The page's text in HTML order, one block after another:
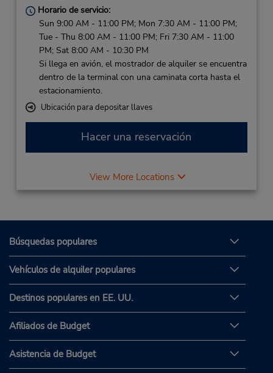
Horario de servicio:
Sun 9:00 AM - 11:00 PM; Mon 7:30 AM - 11:00 PM;
Tue - Thu 8:00 AM - 11:00 PM; Fri 7:30 AM - 11:00
PM; Sat 8:00 AM - 10:30 PM
Si llega en avión, el mostrador de alquiler se encuentra
dentro de la terminal con una caminata corta hasta el
estacionamiento.
Ubicación para depositar llaves
Hacer una reservación
View More Locations
Búsquedas populares
Vehículos de alquiler populares
Destinos populares en EE. UU.
Afiliados de Budget
Asistencia de Budget